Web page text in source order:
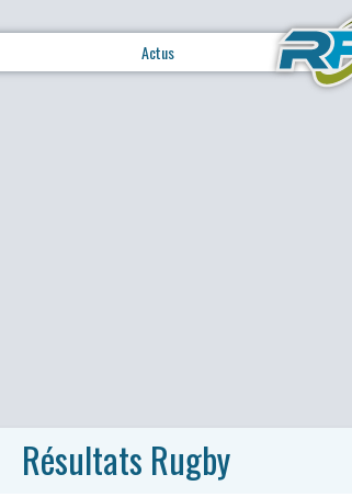
Actus
Résultats Rugby